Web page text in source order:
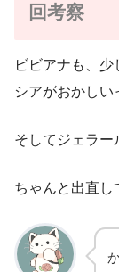
回考察
ビビアナも、
シアがおかしい
そしてジェラー
ちゃんと出直し